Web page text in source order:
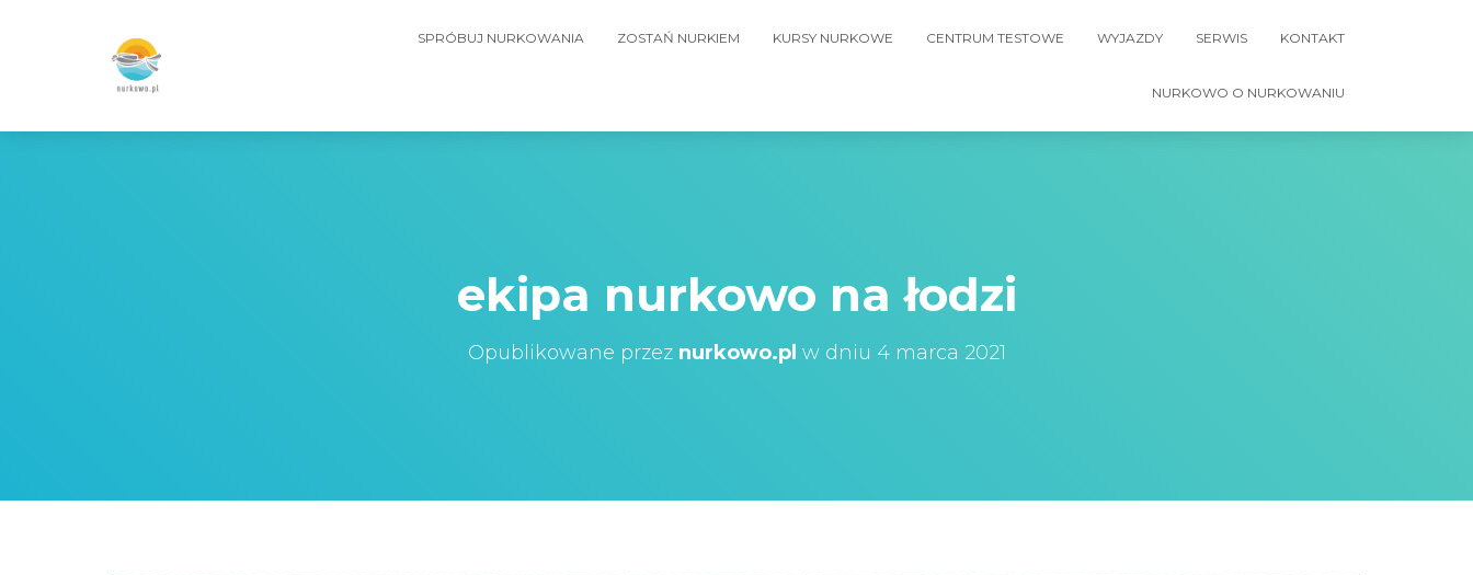
SPRÓBUJ NURKOWANIA ZOSTAŃ NURKIEM KURSY NURKOWE CENTRUM TESTOWE WYJAZDY SERWIS KONTAKT
NURKOWO O NURKOWANIU
ekipa nurkowo na łodzi
Opublikowane przez nurkowo.pl w dniu 4 marca 2021